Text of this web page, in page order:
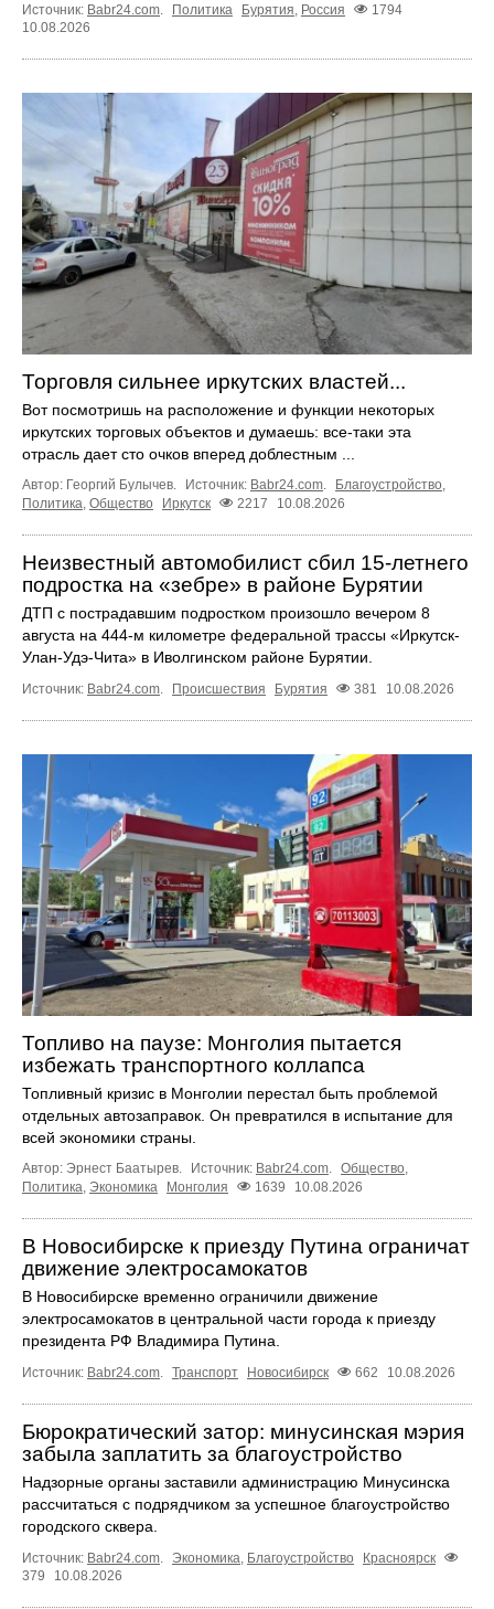
Источник: Babr24.com. Политика Бурятия, Россия
1794
10.08.2026
Торговля сильнее иркутских властей...
Вот посмотришь на расположение и функции некоторых
иркутских торговых объектов и думаешь: все-таки эта
отрасль дает сто очков вперед доблестным ...
Автор: Георгий Булычев. Источник: Babr24.com Благоустройство
Политика, Общество Иркутск 2217 10.08.2026
Неизвестный автомобилист сбил 15-летнего
подростка на «зебре» в районе Бурятии
ДТП с пострадавшим подростком произошло вечером 8
августа на 444-м километре федеральной трассы «Иркутск-
Улан-Удэ-Чита» в Иволгинском районе Бурятии.
Источник: Babr24.com. Происшествия Бурятия 381 10.08.2026
Топливо на паузе: Монголия пытается
избежать транспортного коллапса
Топливный кризис в Монголии перестал быть проблемой
отдельных автозаправок. Он превратился в испытание для
всей экономики страны.
Автор: Эрнест Баатырев. Источник: Babr24.com Общество
Политика Экономика Монголия 1639 10.08.2026
В Новосибирске к приезду Путина ограничат
движение электросамокатов
В Новосибирске временно ограничили движение
электросамокатов в центральной части города к приезду
президента РФ Владимира Путина.
Источник: Babr24.com. Транспорт Новосибирск 662 10.08.2026
Бюрократический затор: минусинская мэрия
забыла заплатить за благоустройство
Надзорные органы заставили администрацию Минусинска
рассчитаться с подрядчиком за успешное благоустройство
городского сквера.
Источник: Babr24.com. Экономика, Благоустройство
Красноярск
379
10.08.2026